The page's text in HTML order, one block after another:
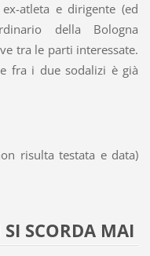
atleta e dirigente (ed
della Bologna
tra le parti interessate.
fra i due sodalizi è già
risulta testata e data)
SCORDA MAI